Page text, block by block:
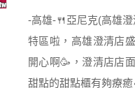
-高雄-🍴亞尼克(高雄
特區啦，高雄澄清店
開心啊🥳，澄清店店
甜點的甜點櫃有夠療癒